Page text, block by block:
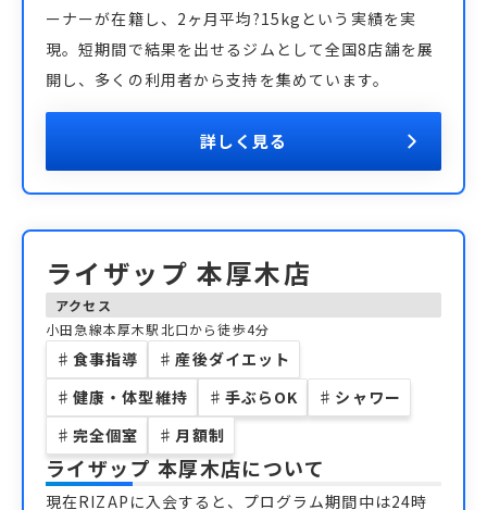
ーナーが在籍し、2ヶ月平均?15kgという実績を実
現。短期間で結果を出せるジムとして全国8店舗を展
開し、多くの利用者から支持を集めています。
詳しく見る
ライザップ 本厚木店
アクセス
小田急線本厚木駅北口から徒歩4分
♯ 食事指導 ♯ 産後ダイエット
♯ 健康・体型維持 ♯ 手ぶらOK ♯ シャワー
♯ 完全個室 ♯ 月額制
ライザップ 本厚木店について
現在RIZAPに入会すると、プログラム期間中は24時